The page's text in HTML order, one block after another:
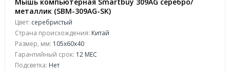
металлик (SBM-309AG-SK)
Цвет: серебристый
Страна происхождения: Китай
Размер, мм: 105x60x40
Гарантийный срок: 12 МЕС
Подсветка: Нет